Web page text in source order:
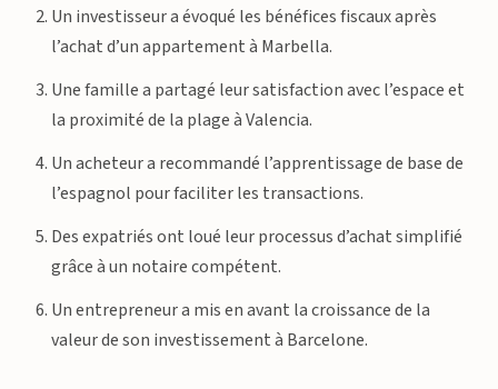
Un investisseur a évoqué les bénéfices fiscaux après
l’achat d’un appartement à Marbella.
Une famille a partagé leur satisfaction avec l’espace et
la proximité de la plage à Valencia.
Un acheteur a recommandé l’apprentissage de base de
l’espagnol pour faciliter les transactions.
Des expatriés ont loué leur processus d’achat simplifié
grâce à un notaire compétent.
Un entrepreneur a mis en avant la croissance de la
valeur de son investissement à Barcelone.